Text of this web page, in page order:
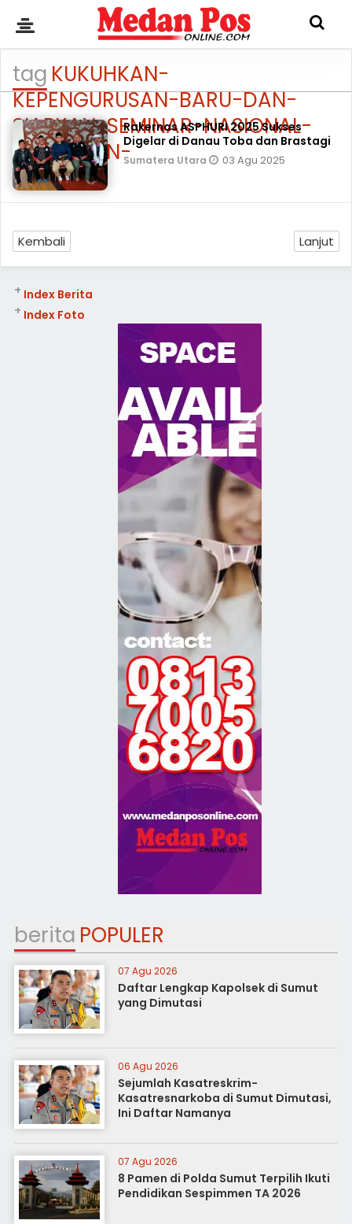
tag KUKUHKAN-
KEPENGURUSAN-BARU-DAN-
SIAPKAN-SEMINAR-NASIONAL-
PERHAJIAN-
Rakernas ASPHURI 2025 Sukses
Digelar di Danau Toba dan Brastagi
Sumatera Utara 03 Agu 2025
Kembali Lanjut
Index Berita
+
Index Foto
+
berita POPULER
07 Agu 2026
Daftar Lengkap Kapolsek di Sumut
yang Dimutasi
06 Agu 2026
Sejumlah Kasatreskrim-
Kasatresnarkoba di Sumut Dimutasi,
Ini Daftar Namanya
07 Agu 2026
8 Pamen di Polda Sumut Terpilih Ikuti
Pendidikan Sespimmen TA 2026